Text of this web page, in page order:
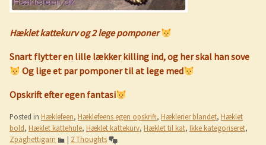
Hæklet kattekurv og 2 lege pomponer
Snart flytter en lille lækker killing ind, og her skal han sove
Og lige et par pomponer til at lege med
Opskrift efter egen fantasi
Posted in Hæklefeen, Hæklefeens egen opskrift, Hæklerier blandet, Hæklet
bold, Hæklet kattehule, Hæklet kattekurv, Hæklet til kat, Ikke kategoriseret,
️Zpaghettigarn
| 2 Thoughts